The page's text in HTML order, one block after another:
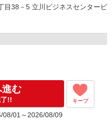
目38－5 立川ビジネスセンタービ
む
!! キープ
08/01～2026/08/09